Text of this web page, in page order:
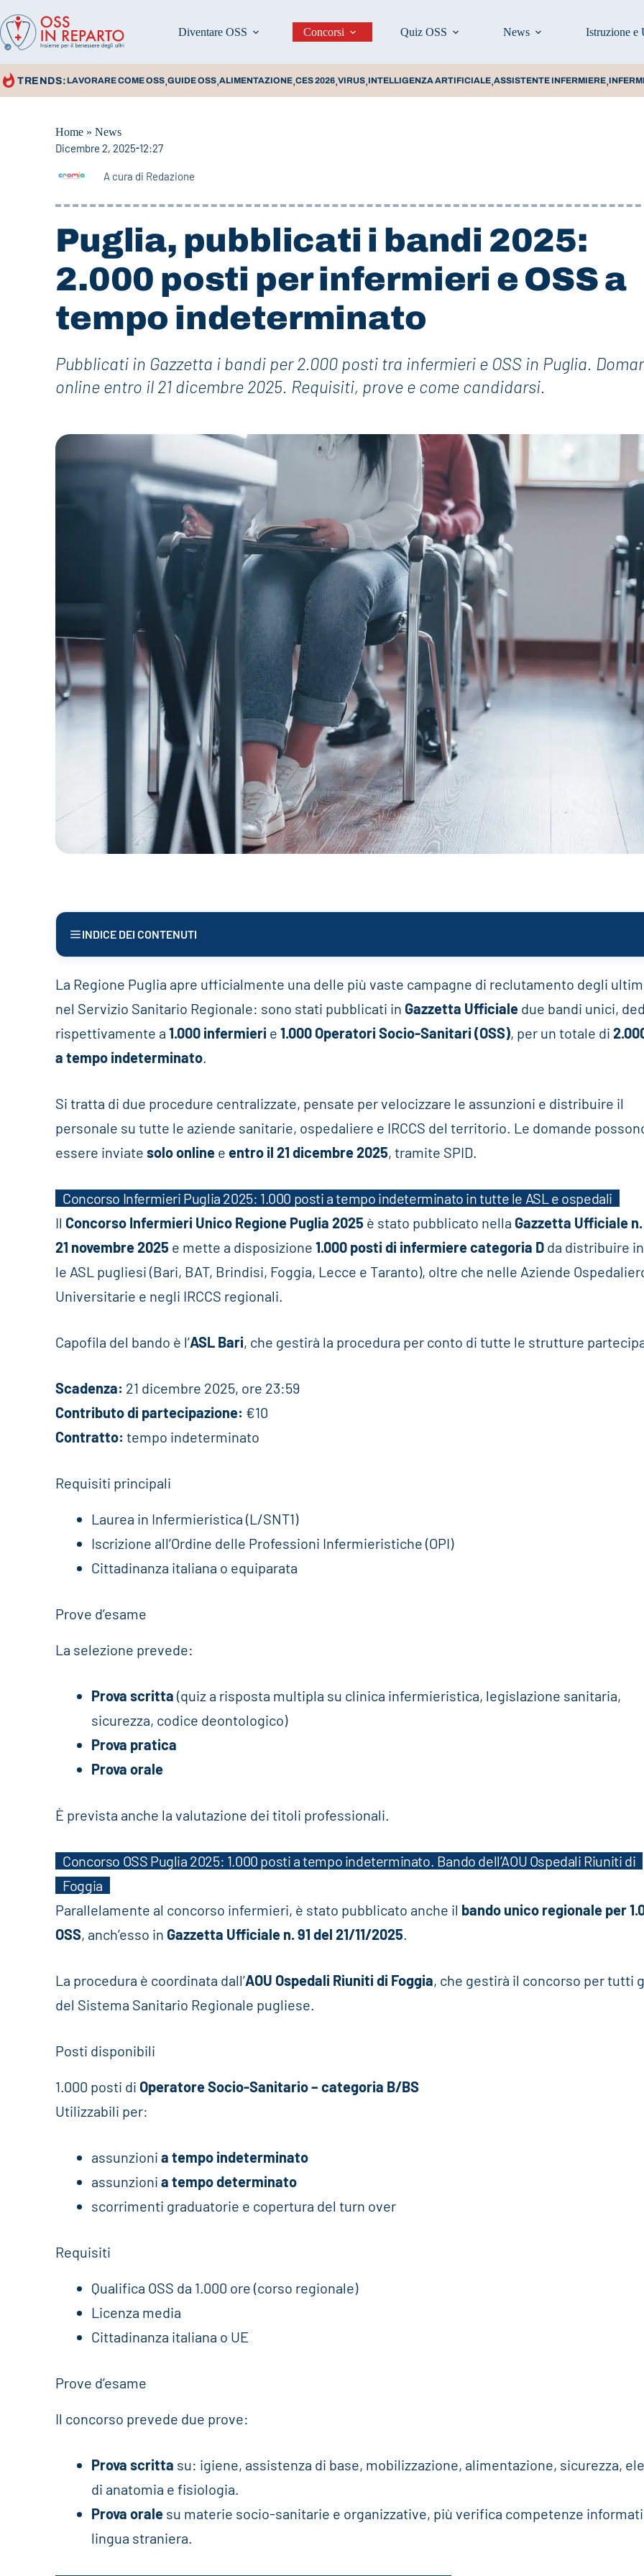
Diventare OSS Concorsi Quiz OSS News Istruzione e
TRENDS: LAVORARE COME OSS,GUIDE OSS,ALIMENTAZIONE,CES 2026,VIRUS,INTELLIGENZA ARTIFICIALE,ASSISTENTE INFERMIERE,
Home »News
Dicembre 2, 2025 12:27
A cura di Redazione
Puglia, pubblicati i bandi 2025:
2.000 posti per infermieri e OSS a
tempo indeterminato
Pubblicati in Gazzetta i bandi per 2.000 posti tra infermieri e OSS in Puglia.
online entro il 21 dicembre 2025. Requisiti, prove e come candidarsi.
INDICE DEI CONTENUTI
La Regione Puglia apre ufficialmente una delle più vaste campagne di reclutamento degli
nel Servizio Sanitario Regionale: sono stati pubblicati in Gazzetta Ufficiale due bandi unici,
rispettivamente a1.000 infermieri e1.000 Operatori Socio-Sanitari (OSS), per un totale di
a tempo indeterminato.
Si tratta di due procedure centralizzate, pensate per velocizzare le assunzioni e distribuire il
personale su tutte le aziende sanitarie, ospedaliere e IRCCS del territorio. Le domande
essere inviatesolo online eentro il 21 dicembre 2025, tramite SPID.
Concorso Infermieri Puglia 2025: 1.000 posti a tempo indeterminato in tutte le ASL e ospedali
Il Concorso Infermieri Unico Regione Puglia 2025 è stato pubblicato nella Gazzetta Ufficiale n.
21 novembre 2025 e mette a disposizione1.000 posti di infermiere categoria D da distribuire
le ASL pugliesi (Bari, BAT, Brindisi, Foggia, Lecce e Taranto), oltre che nelle Aziende
Universitarie e negli IRCCS regionali.
Capofila del bando è l’ASL Bari, che gestirà la procedura per conto di tutte le strutture
Scadenza: 21 dicembre 2025, ore 23:59
Contributo di partecipazione: €10
Contratto: tempo indeterminato
Requisiti principali
Laurea in Infermieristica (L/SNT1)
Iscrizione all’Ordine delle Professioni Infermieristiche (OPI)
Cittadinanza italiana o equiparata
Prove d’esame
La selezione prevede:
Prova scritta (quiz a risposta multipla su clinica infermieristica, legislazione sanitaria,
sicurezza, codice deontologico)
Prova pratica
Prova orale
È prevista anche la valutazione dei titoli professionali.
Concorso OSS Puglia 2025: 1.000 posti a tempo indeterminato. Bando dell’AOU Ospedali Riuniti di
Foggia
Parallelamente al concorso infermieri, è stato pubblicato anche il bando unico regionale per
OSS, anch’esso in Gazzetta Ufficiale n. 91 del 21/11/2025.
La procedura è coordinata dall’AOU Ospedali Riuniti di Foggia, che gestirà il concorso per tutti
del Sistema Sanitario Regionale pugliese.
Posti disponibili
1.000 posti di Operatore Socio-Sanitario – categoria B/BS
Utilizzabili per:
assunzionia tempo indeterminato
assunzionia tempo determinato
scorrimenti graduatorie e copertura del turn over
Requisiti
Qualifica OSS da 1.000 ore (corso regionale)
Licenza media
Cittadinanza italiana o UE
Prove d’esame
Il concorso prevede due prove:
Prova scritta su: igiene, assistenza di base, mobilizzazione, alimentazione, sicurezza,
di anatomia e fisiologia.
Prova orale su materie socio-sanitarie e organizzative, più verifica competenze
lingua straniera.